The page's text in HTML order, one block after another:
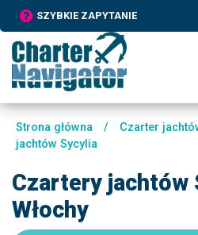
SZYBKIE ZAPYTANIE
Strona główna / Czarter
jachtów Sycylia
Czartery jachtów
Włochy